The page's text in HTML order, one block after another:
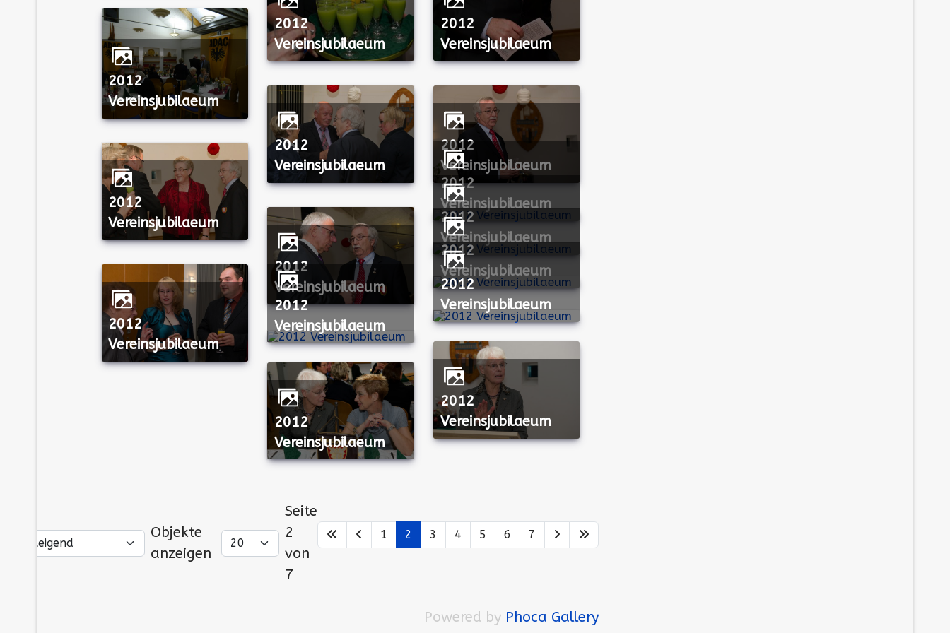
2012
Vereinsjubilaeum
2012
Vereinsjubilaeum
2012
Vereinsjubilaeum
2012
Vereinsjubilaeum
2012
Vereinsjubilaeum
2012
Vereinsjubilaeum
2012
Vereinsjubilaeum
2012
Vereinsjubilaeum
2012
Vereinsjubilaeum
2012
Vereinsjubilaeum
2012
Vereinsjubilaeum
2012
Vereinsjubilaeum
2012
Vereinsjubilaeum
2012
Vereinsjubilaeum
2012
Vereinsjubilaeum
Objekte
anzeigen
Seite
2
von
7
1 2 3 4 5 6 7
Powered by Phoca Gallery